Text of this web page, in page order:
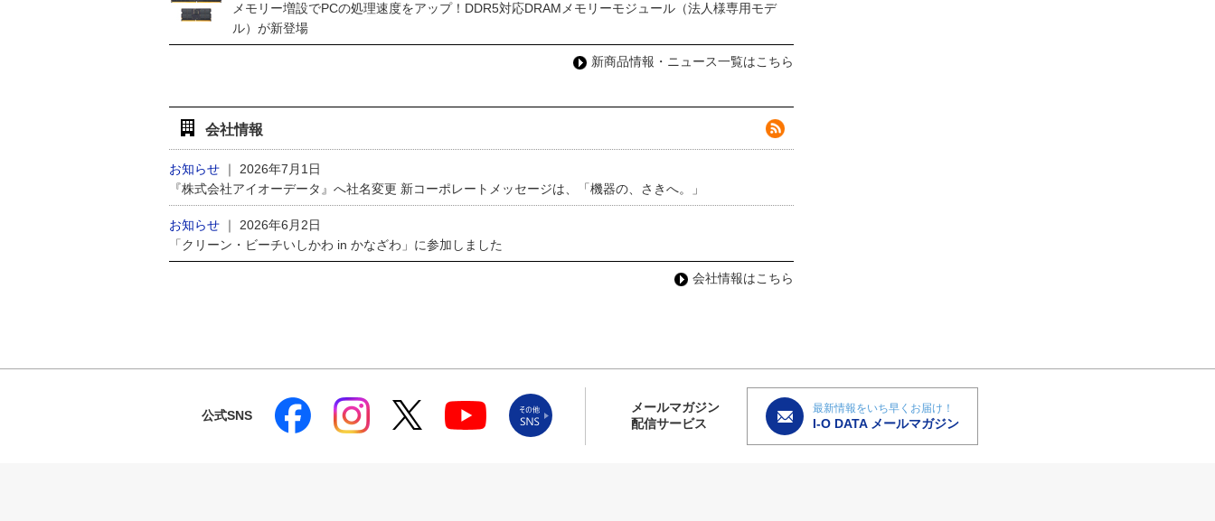
メモリー増設でPCの処理速度をアップ！DDR5対応DRAMメモリーモジュール（法人様専用モデ
ル）が新登場
新商品情報・ニュース一覧はこちら
会社情報
お知らせ ｜
2026年7月1日
『株式会社アイオーデータ』へ社名変更 新コーポレートメッセージは、「機器の、さきへ。」
お知らせ ｜
2026年6月2日
「クリーン・ビーチいしかわ in かなざわ」に参加しました
会社情報はこちら
公式SNS
メールマガジン
配信サービス
最新情報をいち早くお届け！
I-O DATA メールマガジン